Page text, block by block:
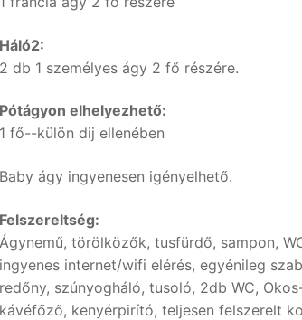
Háló2:
2 db 1 személyes ágy 2 fő részére.
Pótágyon elhelyezhető:
1 fő--külön dij ellenében
Baby ágy ingyenesen igényelhető.
Felszereltség:
Ágynemű, törölközők, tusfürdő, sampon,
ingyenes internet/wifi elérés, egyénileg
redőny, szúnyogháló, tusoló, 2db WC,
kávéfőző, kenyérpirító, teljesen felszerelt